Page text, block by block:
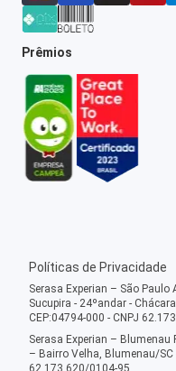
Prêmios
Políticas de Privacidade
Serasa Experian – São
Sucupira - 24ºandar -
CEP:04794-000 - CNPJ
Serasa Experian – Blumenau
– Bairro Velha, Blumenau/SC
62.173.620/0104-95